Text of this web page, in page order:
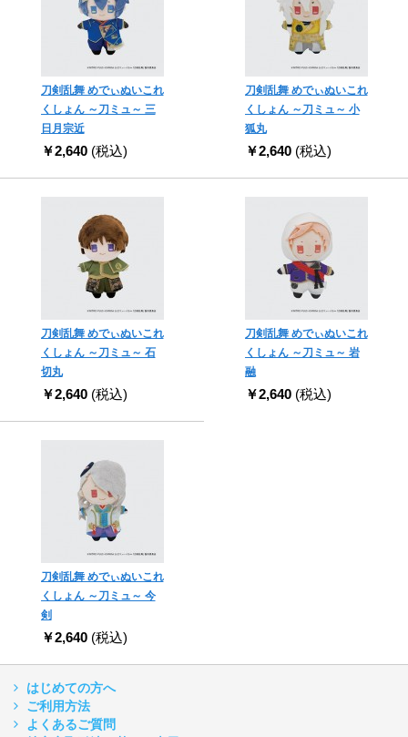
刀剣乱舞 めでぃぬいこれ
くしょん ～刀ミュ～ 三
日月宗近
￥2,640 (税込)
刀剣乱舞 めでぃぬいこれ
くしょん ～刀ミュ～ 小
狐丸
￥2,640 (税込)
刀剣乱舞 めでぃぬいこれ
くしょん ～刀ミュ～ 石
切丸
￥2,640 (税込)
刀剣乱舞 めでぃぬいこれ
くしょん ～刀ミュ～ 岩
融
￥2,640 (税込)
刀剣乱舞 めでぃぬいこれ
くしょん ～刀ミュ～ 今
剣
￥2,640 (税込)
はじめての方へ
ご利用方法
よくあるご質問